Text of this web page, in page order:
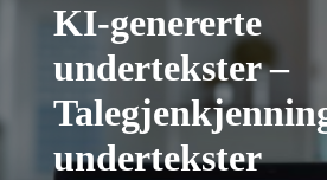
KI-genererte
undertekster –
undertekster